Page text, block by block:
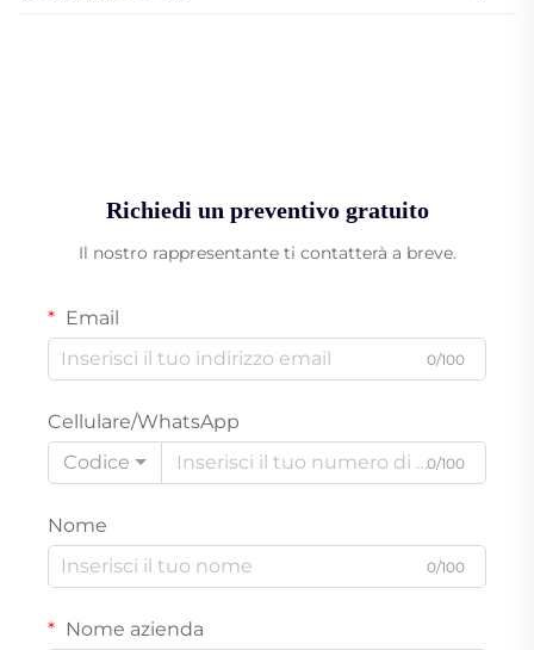
Richiedi un preventivo gratuito
Il nostro rappresentante ti contatterà a breve.
Email
0/100
Cellulare/WhatsApp
Codice
0/100
Nome
0/100
Nome azienda